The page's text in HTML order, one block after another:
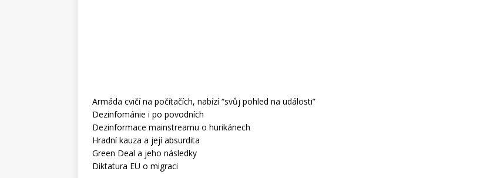
Armáda cvičí na počítačích, nabízí “svůj pohled na události”
Dezinfománie i po povodních
Dezinformace mainstreamu o hurikánech
Hradní kauza a její absurdita
Green Deal a jeho následky
Diktatura EU o migraci